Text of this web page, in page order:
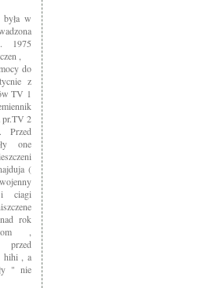
w
1975
,
do
z
TV 1
pr.TV 2
Przed
one
(
i ciagi
rok
,
przed
hihi , a
" nie